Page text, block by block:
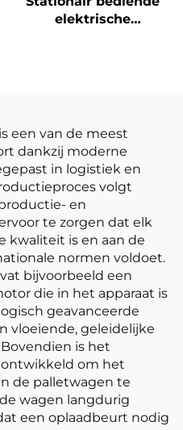
elektrische
een van de meest
dankzij moderne
in logistiek en
volgt
en
te zorgen dat elk
kwaliteit is en aan de
normen voldoet.
bijvoorbeeld een
die in het apparaat is
geavanceerde
vloeiende, geleidelijke
is het
om het
de palletwagen te
wagen langdurig
een oplaadbeurt nodig